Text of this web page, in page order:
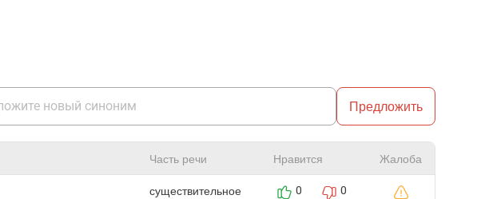
Предложить
Часть речи Нравится Жалоба
существительное 0 0